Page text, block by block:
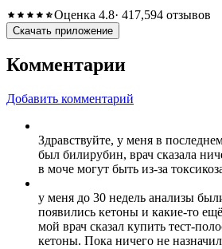
Оценка 4.8· 417,594 отзывов
Скачать приложение
Комментарии
Добавить комментарий
Здравствуйте, у меня в
был билирубин, врач сказала
в моче могут быть из-за
у меня до 30 недель анализы
появились кетоны и какие-то
мой врач сказал купить тест-
кетоны. Пока ничего не